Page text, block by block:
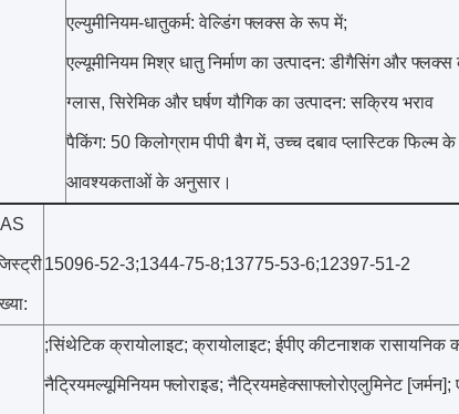
एल्युमीनियम-धातुकर्म: वेल्डिंग फ्लक्स के रूप में;
एल्यूमीनियम मिश्र धातु निर्माण का उत्पादन: डीगैसिंग और
ग्लास, सिरेमिक और घर्षण यौगिक का उत्पादन: सक्रिय भराव
पैकिंग: 50 किलोग्राम पीपी बैग में, उच्च दबाव प्लास्टिक फिल्म
आवश्यकताओं के अनुसार।
15096-52-3;1344-75-8;13775-53-6;12397-51-2
;सिंथेटिक क्रायोलाइट; क्रायोलाइट; ईपीए कीटनाशक
नैट्रियमल्यूमिनियम फ्लोराइड; नैट्रियमहेक्साफ्लोरोएलुमिनेट [जर्मन];